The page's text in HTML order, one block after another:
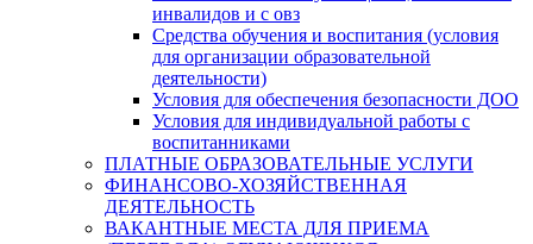
инвалидов и с овз
Средства обучения и воспитания (условия
для организации образовательной
деятельности)
Условия для обеспечения безопасности ДОО
Условия для индивидуальной работы с
воспитанниками
ПЛАТНЫЕ ОБРАЗОВАТЕЛЬНЫЕ УСЛУГИ
ФИНАНСОВО-ХОЗЯЙСТВЕННАЯ
ДЕЯТЕЛЬНОСТЬ
ВАКАНТНЫЕ МЕСТА ДЛЯ ПРИЕМА